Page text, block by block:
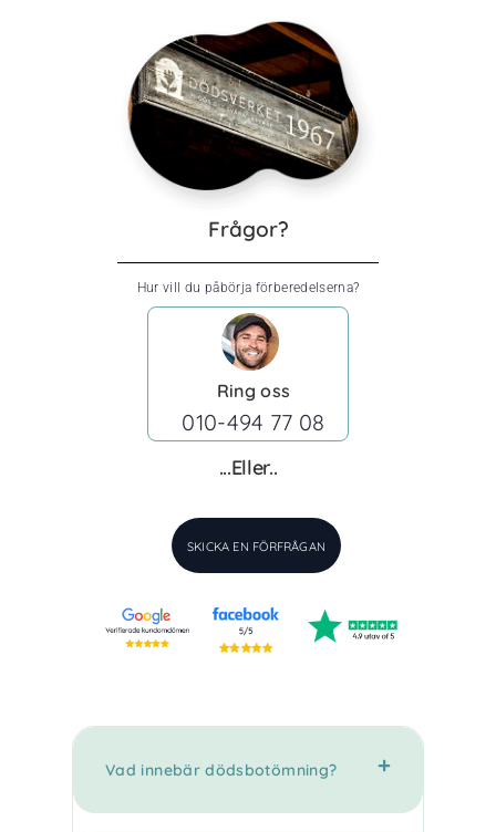
Frågor?
Hur vill du påbörja förberedelserna?
Ring oss
010-494 77 08
...Eller..
SKICKA EN FÖRFRÅGAN
Vad innebär dödsbotömning?